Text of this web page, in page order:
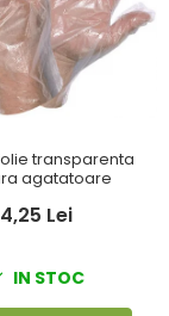
transparenta
cu/fara agatatoare
4,25 Lei
IN STOC